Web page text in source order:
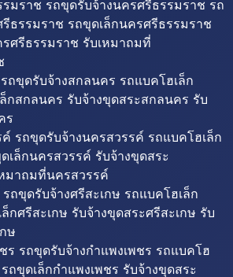
มราช รถขุดรับจ้างนครศรีธรรมราช รถ
ธรรมราช รถขุดเล็กนครศรีธรรมราช
ศรีธรรมราช รับเหมาถมที่
ถขุดรับจ้างสกลนคร รถแบคโฮเล็ก
กสกลนคร รับจ้างขุดสระสกลนคร รับ
ร
รถขุดรับจ้างนครสวรรค์ รถแบคโฮเล็ก
เล็กนครสวรรค์ รับจ้างขุดสระ
มาถมที่นครสวรรค์
ถขุดรับจ้างศรีสะเกษ รถแบคโฮเล็ก
กศรีสะเกษ รับจ้างขุดสระศรีสะเกษ รับ
ษ
ร รถขุดรับจ้างกำแพงเพชร รถแบคโฮ
ถขุดเล็กกำแพงเพชร รับจ้างขุดสระ